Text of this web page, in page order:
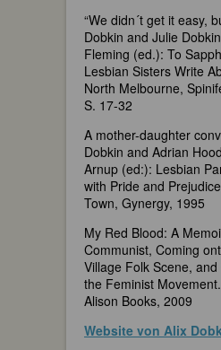
“We didn´t get it easy,
Dobkin and Julie
Fleming (ed.): To
Lesbian Sisters Write
North Melbourne,
S. 17-32
A mother-daughter
Dobkin and Adrian
Arnup (ed:): Lesbian
with Pride and
Town, Gynergy, 1995
My Red Blood: A
Communist, Coming
Village Folk Scene,
the Feminist
Alison Books, 2009
Website von Alix